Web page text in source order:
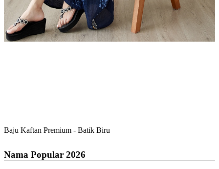
Baju Kaftan Premium - Batik Biru
Nama Popular 2026